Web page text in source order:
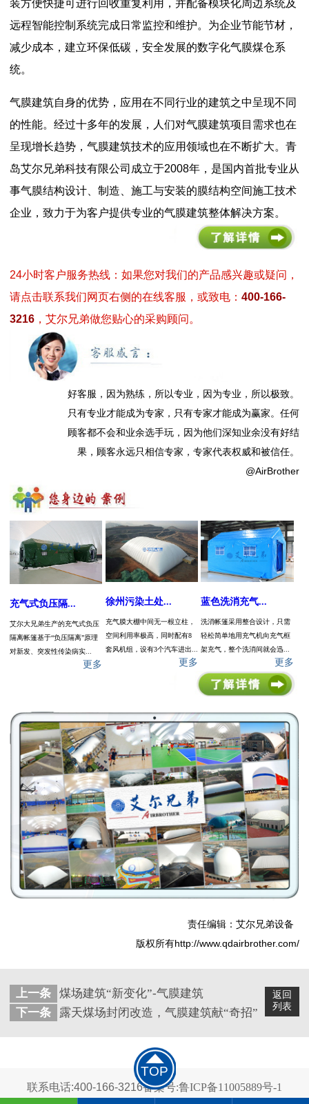
装方便快捷可进行回收重复利用，并配备模块化周边系统及
远程智能控制系统完成日常监控和维护。为企业节能节材，
减少成本，建立环保低碳，安全发展的数字化气膜煤仓系
统。
气膜建筑自身的优势，应用在不同行业的建筑之中呈现不同
的性能。经过十多年的发展，人们对气膜建筑项目需求也在
呈现增长趋势，气膜建筑技术的应用领域也在不断扩大。青
岛艾尔兄弟科技有限公司成立于2008年，是国内首批专业从
事气膜结构设计、制造、施工与安装的膜结构空间施工技术
企业，致力于为客户提供专业的气膜建筑整体解决方案。
24小时客户服务热线：如果您对我们的产品感兴趣或疑问，
请点击联系我们网页右侧的在线客服，或致电： 400-166-
3216 ，艾尔兄弟做您贴心的采购顾问。
好客服，因为熟练，所以专业，因为专业，所以极致。
只有专业才能成为专家，只有专家才能成为赢家。任何
顾客都不会和业余选手玩，因为他们深知业余没有好结
果，顾客永远只相信专家，专家代表权威和被信任。
@AirBrother
充气式负压隔...
艾尔大兄弟生产的充气式负压
隔离帐篷基于“负压隔离”原理
对新发、突发性传染病实...
更多
徐州污染土处...
充气膜大棚中间无一根立柱，
空间利用率极高，同时配有8
套风机组，设有3个汽车进出...
更多
蓝色洗消充气...
洗消帐篷采用整合设计，只需
轻松简单地用充气机向充气框
架充气，整个洗消间就会迅...
更多
责任编辑：艾尔兄弟设备
版权所有http://www.qdairbrother.com/
返回
列表
上一条
煤场建筑“新变化”-气膜建筑
下一条
露天煤场封闭改造，气膜建筑献“奇招”
TOP
联系电话:400-166-3216备案号:鲁ICP备11005889号-1